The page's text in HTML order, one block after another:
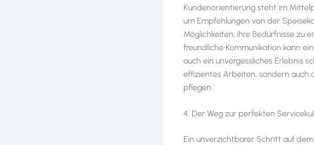
Kundenorientierung steht im
um Empfehlungen von der
Möglichkeiten, ihre Bedürfnisse zu
freundliche Kommunikation kann
auch ein unvergessliches Erlebnis
effizientes Arbeiten, sondern auch
pflegen.
4. Der Weg zur perfekten
Ein unverzichtbarer Schritt auf